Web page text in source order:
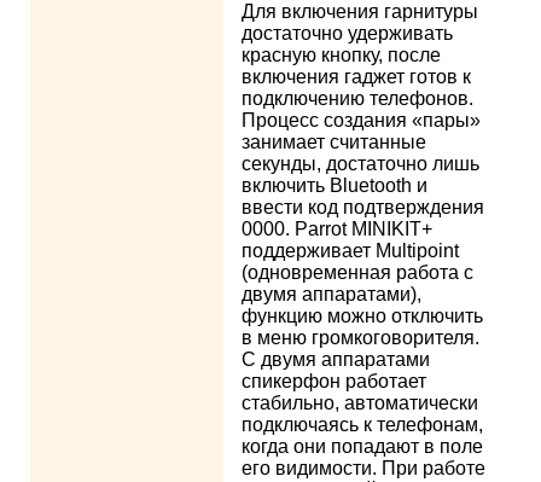
Для включения гарнитуры
достаточно удерживать
красную кнопку, после
включения гаджет готов к
подключению телефонов.
Процесс создания «пары»
занимает считанные
секунды, достаточно лишь
включить Bluetooth и
ввести код подтверждения
0000. Parrot MINIKIT+
поддерживает Multipoint
(одновременная работа с
двумя аппаратами),
функцию можно отключить
в меню громкоговорителя.
С двумя аппаратами
спикерфон работает
стабильно, автоматически
подключаясь к телефонам,
когда они попадают в поле
его видимости. При работе